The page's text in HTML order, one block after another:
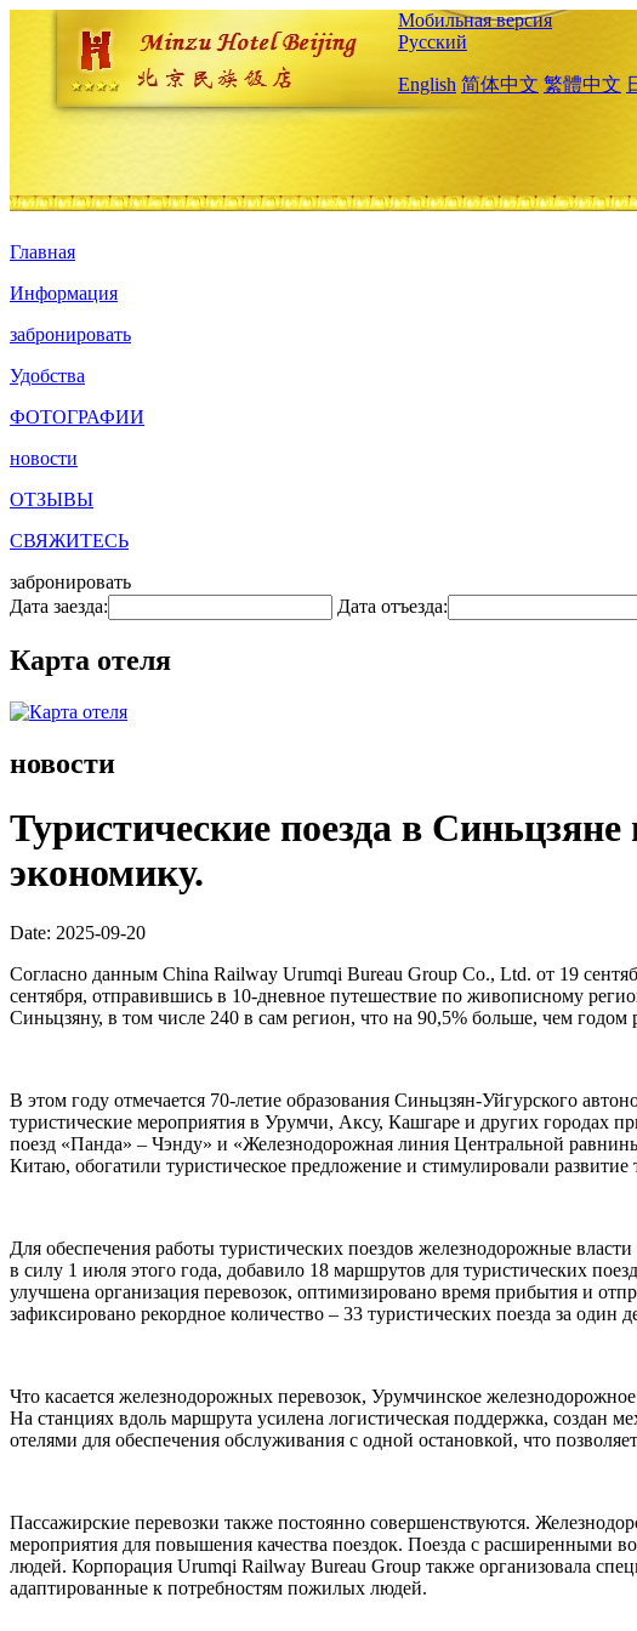
Мобильная версия
Русский
English 简体中文 繁體中文
Главная
Информация
забронировать
Удобства
ФОТОГРАФИИ
новости
ОТЗЫВЫ
СВЯЖИТЕСЬ
забронировать
Дата заезда:
Дата отъезда:
Карта отеля
новости
Туристические поезда в
экономику.
Date: 2025-09-20
Согласно данным China Railway Urumqi Bureau Group Co., Ltd. от 19
сентября, отправившись в 10-дневное путешествие по живописному
Синьцзяну, в том числе 240 в сам регион, что на 90,5% больше, чем годом
В этом году отмечается 70-летие образования Синьцзян-Уйгурского
туристические мероприятия в Урумчи, Аксу, Кашгаре и других городах
поезд «Панда» – Чэнду» и «Железнодорожная линия Центральной
Китаю, обогатили туристическое предложение и стимулировали
Для обеспечения работы туристических поездов железнодорожные
в силу 1 июля этого года, добавило 18 маршрутов для туристических
улучшена организация перевозок, оптимизировано время прибытия и
зафиксировано рекордное количество – 33 туристических поезда за один
Что касается железнодорожных перевозок, Урумчинское
На станциях вдоль маршрута усилена логистическая поддержка, создан
отелями для обеспечения обслуживания с одной остановкой, что
Пассажирские перевозки также постоянно совершенствуются.
мероприятия для повышения качества поездок. Поезда с расширенными
людей. Корпорация Urumqi Railway Bureau Group также организовала
адаптированные к потребностям пожилых людей.